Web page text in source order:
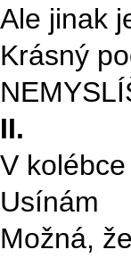
Ale jinak
Krásný
II.
V
Usínám
Možná,